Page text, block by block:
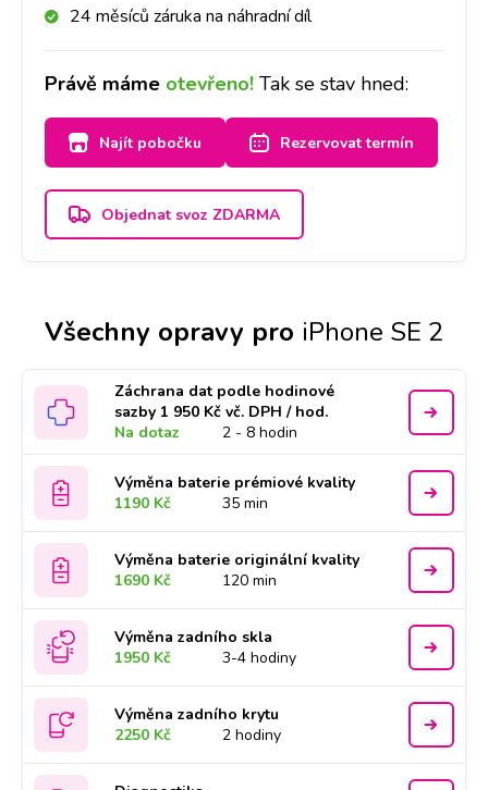
24 měsíců záruka na náhradní díl
Právě máme otevřeno! Tak se stav hned:
Najít pobočku Rezervovat termín
Objednat svoz ZDARMA
Všechny opravy pro iPhone SE 2
Záchrana dat podle hodinové
sazby 1 950 Kč vč. DPH / hod.
Na dotaz
2 - 8 hodin
Výměna baterie prémiové kvality
1190 Kč
35 min
Výměna baterie originální kvality
1690 Kč
120 min
Výměna zadního skla
1950 Kč
3-4 hodiny
Výměna zadního krytu
2250 Kč
2 hodiny